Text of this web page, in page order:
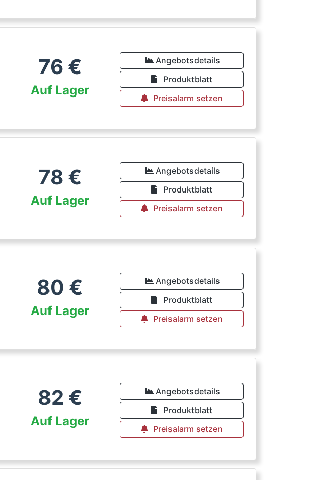
76 €
Auf Lager
Angebotsdetails
Produktblatt
Preisalarm setzen
78 €
Auf Lager
Angebotsdetails
Produktblatt
Preisalarm setzen
80 €
Auf Lager
Angebotsdetails
Produktblatt
Preisalarm setzen
82 €
Auf Lager
Angebotsdetails
Produktblatt
Preisalarm setzen